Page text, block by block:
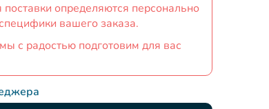
поставки определяются персонально
вашего заказа.
с радостью подготовим для вас